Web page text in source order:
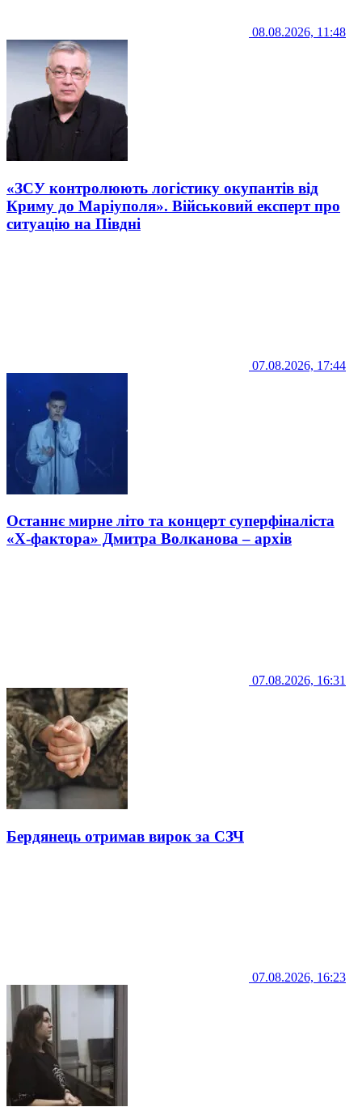
08.08.2026, 11:48
«ЗСУ контролюють логістику окупантів від
Криму до Маріуполя». Військовий експерт про
ситуацію на Півдні
07.08.2026, 17:44
Останнє мирне літо та концерт суперфіналіста
«Х-фактора» Дмитра Волканова – архів
07.08.2026, 16:31
Бердянець отримав вирок за СЗЧ
07.08.2026, 16:23